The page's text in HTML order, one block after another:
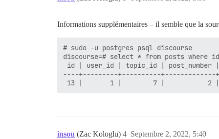
## TODO : Le nom de domaine auquel
DISCOURSE_HOSTNAME:
## Décommentez si vous souhaitez que
## nom d'hôte (-h option) que celui
  #DOCKER_USE_HOSTNAME: true
## TODO : Le serveur de messagerie
Informations supplémentaires – il semble que la
# sudo -u postgres psql discourse
discourse=# select * from posts where
id | user_id | topic_id |
----+---------+----------
insou (Zac Kologlu) Septembre 2, 2022, 5:40
4